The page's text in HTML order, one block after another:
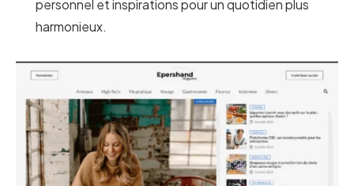
personnel et inspirations pour un quotidien plus
harmonieux.